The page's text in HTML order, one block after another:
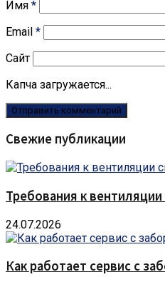
Имя *
Email *
Сайт
Капча загружается...
Свежие публикации
Требования к
24.07.2026
Как работает сервис с